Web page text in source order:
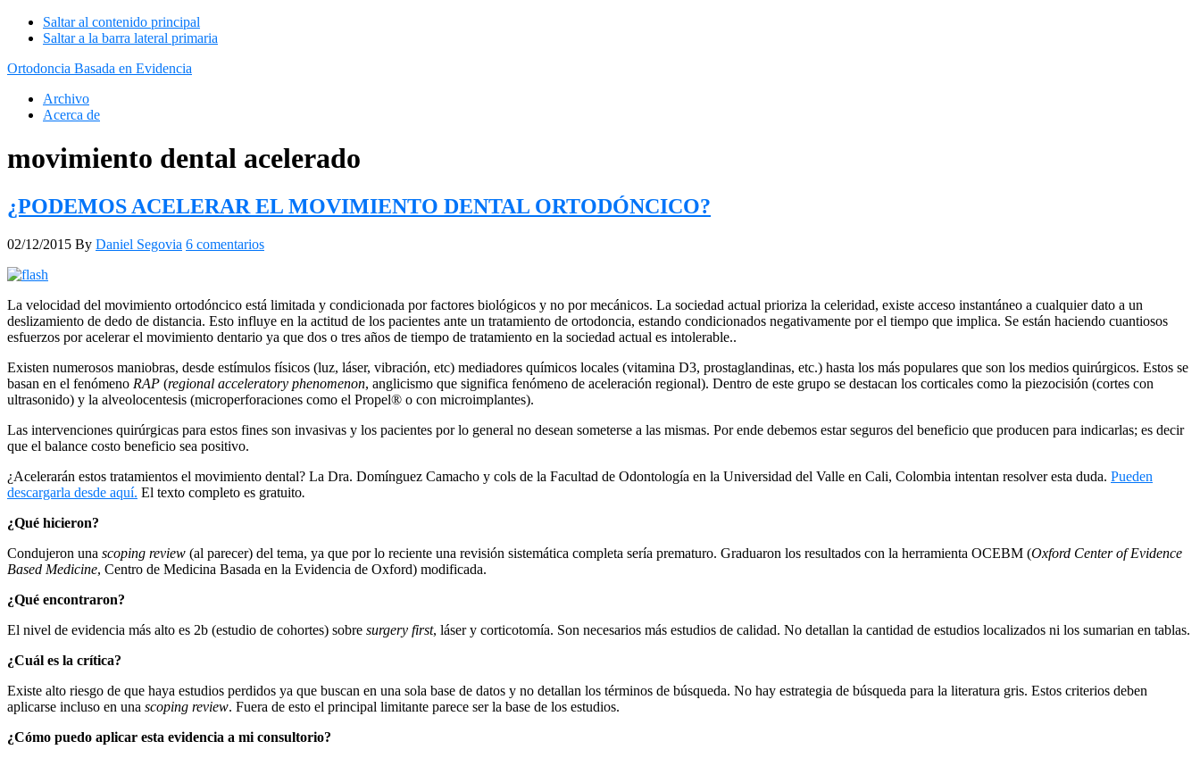
Saltar al contenido principal
Saltar a la barra lateral primaria
Ortodoncia Basada en Evidencia
Archivo
Acerca de
movimiento dental acelerado
¿PODEMOS ACELERAR EL MOVIMIENTO DENTAL ORTODÓNCICO?
02/12/2015 By Daniel Segovia 6 comentarios
La velocidad del movimiento ortodóncico está limitada y condicionada por factores biológicos y no por mecánicos. La sociedad actual prioriza la celeridad, existe acceso instantáneo a cualquier dato a un
deslizamiento de dedo de distancia. Esto influye en la actitud de los pacientes ante un tratamiento de ortodoncia, estando condicionados negativamente por el tiempo que implica. Se están haciendo cuantiosos
esfuerzos por acelerar el movimiento dentario ya que dos o tres años de tiempo de tratamiento en la sociedad actual es intolerable..
Existen numerosos maniobras, desde estímulos físicos (luz, láser, vibración, etc) mediadores químicos locales (vitamina D3, prostaglandinas, etc.) hasta los más populares que son los medios quirúrgicos. Estos se
basan en el fenómeno RAP (regional acceleratory phenomenon, anglicismo que significa fenómeno de aceleración regional). Dentro de este grupo se destacan los corticales como la piezocisión (cortes con
ultrasonido) y la alveolocentesis (microperforaciones como el Propel® o con microimplantes).
Las intervenciones quirúrgicas para estos fines son invasivas y los pacientes por lo general no desean someterse a las mismas. Por ende debemos estar seguros del beneficio que producen para indicarlas; es decir
que el balance costo beneficio sea positivo.
¿Acelerarán estos tratamientos el movimiento dental? La Dra. Domínguez Camacho y cols de la Facultad de Odontología en la Universidad del Valle en Cali, Colombia intentan resolver esta duda. Pueden
descargarla desde aquí. El texto completo es gratuito.
¿Qué hicieron?
Condujeron una scoping review (al parecer) del tema, ya que por lo reciente una revisión sistemática completa sería prematuro. Graduaron los resultados con la herramienta OCEBM (Oxford Center of Evidence
Based Medicine, Centro de Medicina Basada en la Evidencia de Oxford) modificada.
¿Qué encontraron?
El nivel de evidencia más alto es 2b (estudio de cohortes) sobre surgery first, láser y corticotomía. Son necesarios más estudios de calidad. No detallan la cantidad de estudios localizados ni los sumarian en tablas.
¿Cuál es la crítica?
Existe alto riesgo de que haya estudios perdidos ya que buscan en una sola base de datos y no detallan los términos de búsqueda. No hay estrategia de búsqueda para la literatura gris. Estos criterios deben
aplicarse incluso en una scoping review. Fuera de esto el principal limitante parece ser la base de los estudios.
¿Cómo puedo aplicar esta evidencia a mi consultorio?